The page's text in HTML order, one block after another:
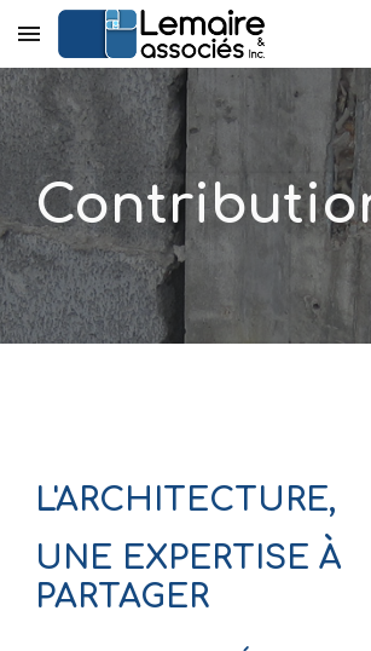
Skip to main content
L'ARCHITECTURE,
UNE EXPERTISE À
PARTAGER